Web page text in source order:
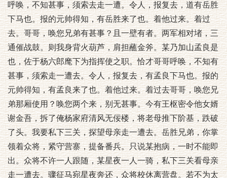
呼唤，不知甚事，须索去走一遭。令人，报复去，道有岳胜
下马也。报的元帅得知，有岳胜来了也。着他过来。着过
去。哥哥，唤您兄弟有甚事？且一壁有者。两军相对堵，三
通催战鼓。则我身背火葫芦，肩担蘸金斧。某乃加山孟良是
也，佐于杨六郎麾下为指挥使之职。恰才哥哥呼唤，不知有
甚事，须索走一遭去。令人，报复去，有孟良下马也。报的
元帅得知，有孟良来了也。着他过来。着过去哥哥，唤您兄
弟那厢使用？唤您两个来，别无甚事。今有王枢密令他女婿
谢金吾，拆了俺杨家府清风无佞楼，将老母推下阶基，跌破
了头。我要私下三关，探望母亲走一遭去。岳胜兄弟，你掌
领着众将，紧守营寨，提备番兵。只说某抱病，一时不能即
出。众将不许一人跟随，某星夜一人一骑，私下三关看母亲
走一遭去。骤征马宛星夜奔还，众将校休离营盘。若不为太